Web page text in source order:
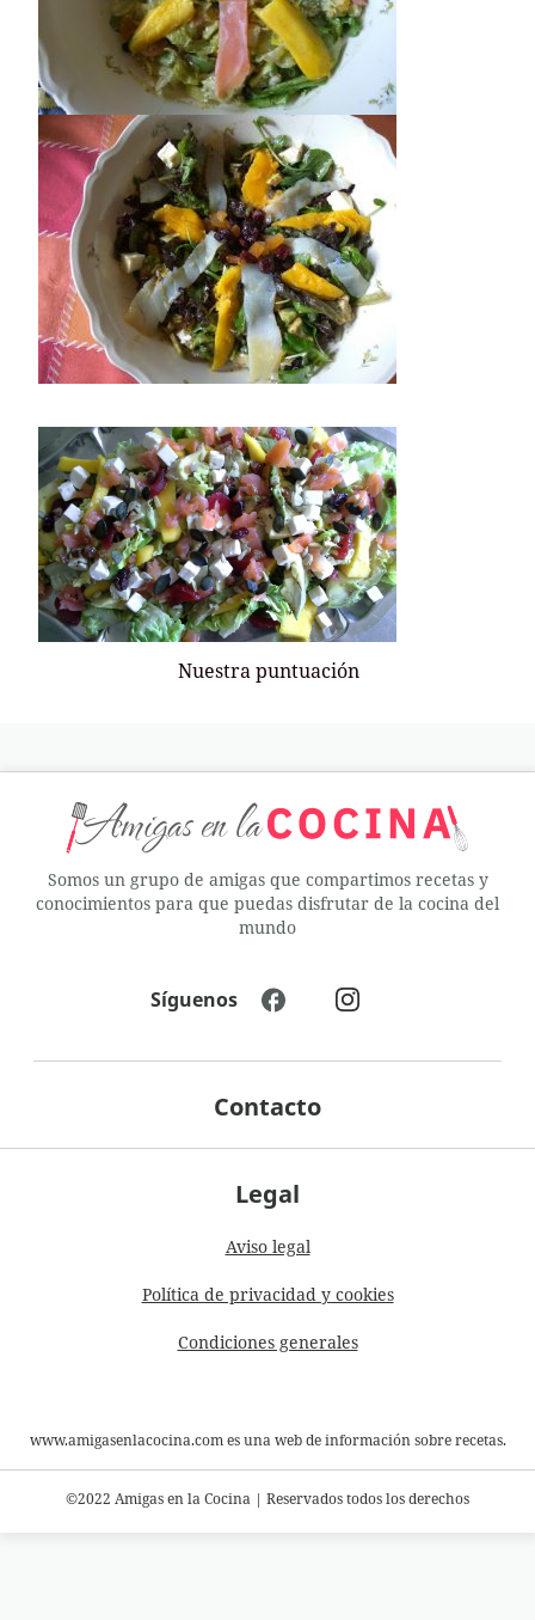
Nuestra puntuación
Somos un grupo de amigas que compartimos recetas y
conocimientos para que puedas disfrutar de la cocina del
mundo
Legal
Aviso legal
Política de privacidad y cookies
Condiciones generales
Contacto
Síguenos
www.amigasenlacocina.com es una web de información sobre recetas.
©2022 Amigas en la Cocina | Reservados todos los derechos